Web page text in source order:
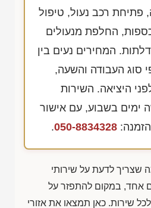
פתיחת רכב נעול, טיפול
החלפת מנעולים
דלתות. המחירים נעים בין
סוג העבודה והשעה,
היציאה. השירות
ימים בשבוע, עם אישור
050-8834328
.
שצריך לדעת על שירותי
אחד, במקום להתפזר על
שירות. כאן תמצאו את אזורי